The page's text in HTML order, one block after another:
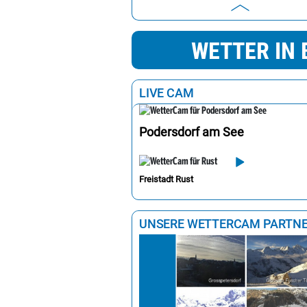
Amstetten
Gänserndorf
Korneuburg
Bruck an der Leitha
Scheibbs
Mistelbach
Klosterneuburg
Hollabrunn
Tulln an der Donau
WETTER IN
LIVE CAM
Podersdorf am See
Freistadt Rust
UNSERE WETTERCAM